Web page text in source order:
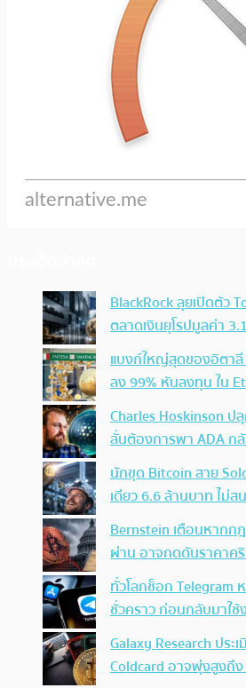
BlackRock ลุยเปิดตัว
ตลาดเงินยุโรปมูลค่า
แบงก์ใหญ่สุดของอิตาลี
ลง 99% หันลงทุน ใน
Charles Hoskinson
ลั่นต้องการพา ADA ก
นักขุด Bitcoin สาย
เดียว 6.6 ล้านบาท ไม่
Bernstein เตือนหากก
ผ่าน อาจกดดันราคาค
ทั่วโลกช็อก Telegram
ชั่วคราว ก่อนกลับมาใช้
Galaxy Research ประ
Coldcard อาจพุ่งสูงถึ